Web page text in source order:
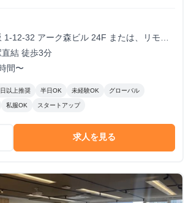
1-12-32 アーク森ビル 24F または、リモー
結 徒歩3分
間〜
以上推奨 半日OK 未経験OK グローバル
私服OK スタートアップ
求人を見る